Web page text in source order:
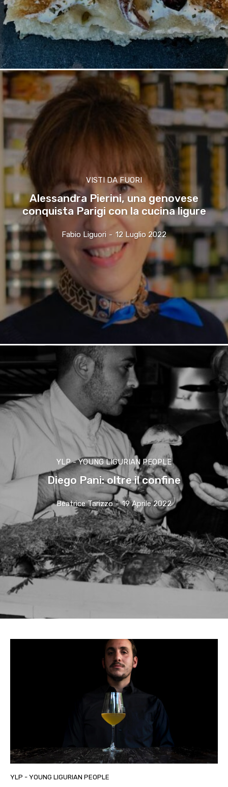
VISTI DA FUORI
Alessandra Pierini, una genovese
conquista Parigi con la cucina ligure
Fabio Liguori - 12 Luglio 2022
YLP - YOUNG LIGURIAN PEOPLE
Diego Pani: oltre il confine
Beatrice Tarizzo - 19 Aprile 2022
YLP - YOUNG LIGURIAN PEOPLE